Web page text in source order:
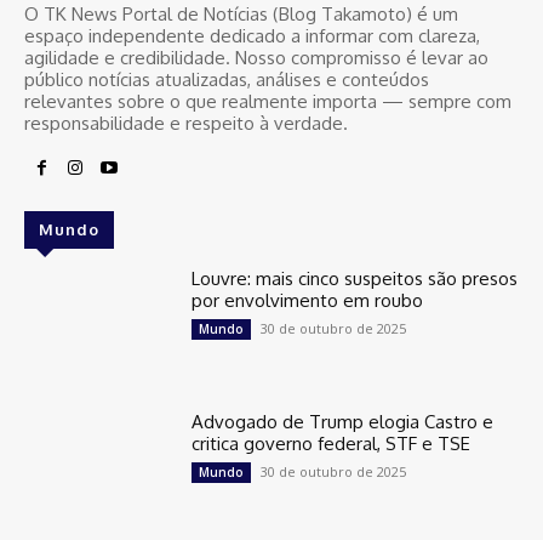
O TK News Portal de Notícias (Blog Takamoto) é um
espaço independente dedicado a informar com clareza,
agilidade e credibilidade. Nosso compromisso é levar ao
público notícias atualizadas, análises e conteúdos
relevantes sobre o que realmente importa — sempre com
responsabilidade e respeito à verdade.
Mundo
Louvre: mais cinco suspeitos são presos
por envolvimento em roubo
Mundo 30 de outubro de 2025
Advogado de Trump elogia Castro e
critica governo federal, STF e TSE
Mundo 30 de outubro de 2025